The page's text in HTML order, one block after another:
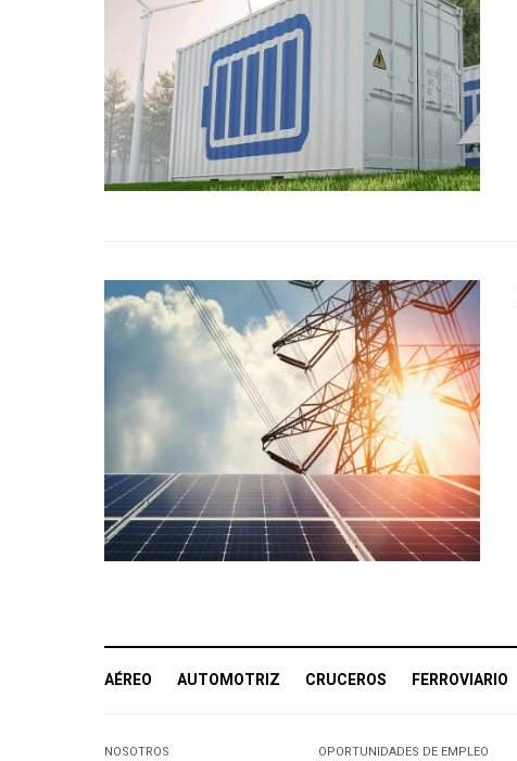
AÉREO AUTOMOTRIZ CRUCEROS FERROVIARIO
NOSOTROS OPORTUNIDADES DE EMPLEO